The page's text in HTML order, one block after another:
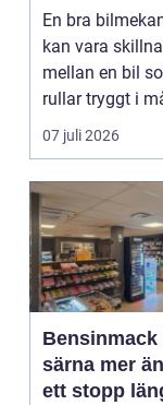
En bra
kan vara
mellan en bil
rullar tryggt i
och
07 juli 2026
Bensinmack
särna mer än bara
ett stopp